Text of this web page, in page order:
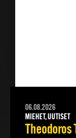
06.08.2026
MIEHET, UUTISET